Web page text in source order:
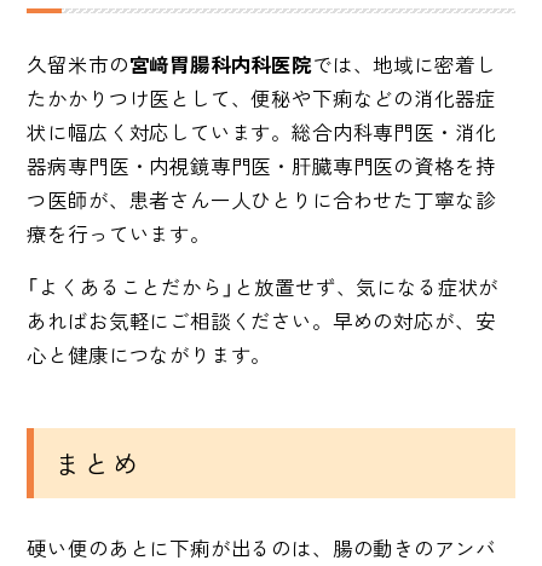
久留米市の宮﨑胃腸科内科医院では、地域に密着し
たかかりつけ医として、便秘や下痢などの消化器症
状に幅広く対応しています。総合内科専門医・消化
器病専門医・内視鏡専門医・肝臓専門医の資格を持
つ医師が、患者さん一人ひとりに合わせた丁寧な診
療を行っています。
「よくあることだから」と放置せず、気になる症状が
あればお気軽にご相談ください。早めの対応が、安
心と健康につながります。
まとめ
硬い便のあとに下痢が出るのは、腸の動きのアンバ